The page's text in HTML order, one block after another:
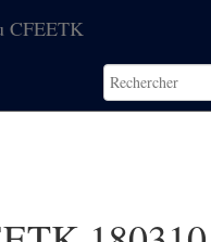
CFEETK